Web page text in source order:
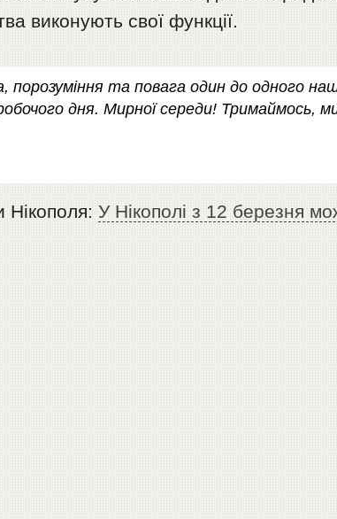
виконують свої функції.
порозуміння та повага один до одного
дня. Мирної середи! Тримаймось,
Нікополя:У Нікополі з 12 березня